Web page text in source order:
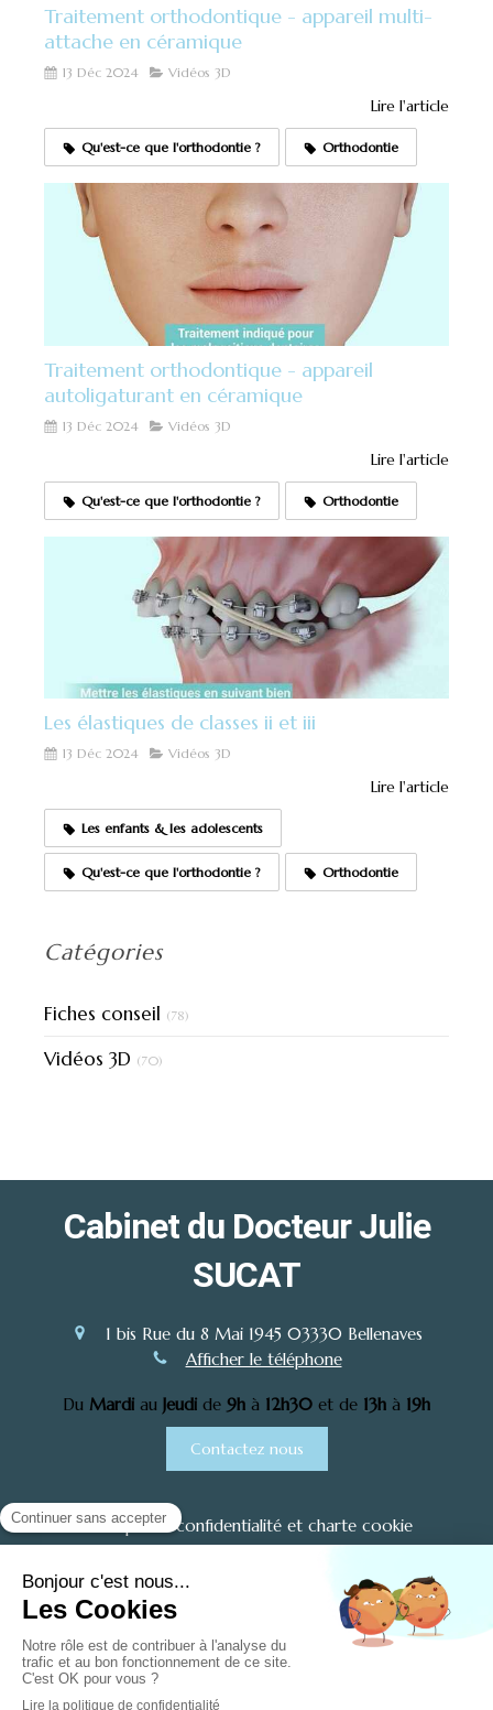
Traitement orthodontique - appareil multi-
attache en céramique
13 Déc 2024 Vidéos 3D
Lire l'article
Qu'est-ce que l'orthodontie ? Orthodontie
Traitement orthodontique - appareil
autoligaturant en céramique
13 Déc 2024 Vidéos 3D
Lire l'article
Qu'est-ce que l'orthodontie ? Orthodontie
Les élastiques de classes ii et iii
13 Déc 2024 Vidéos 3D
Lire l'article
Les enfants & les adolescents
Qu'est-ce que l'orthodontie ? Orthodontie
Catégories
Fiches conseil (78)
Vidéos 3D (70)
Cabinet du Docteur Julie
SUCAT
1 bis Rue du 8 Mai 1945 03330 Bellenaves
Afficher le téléphone
Du Mardi au Jeudi de 9h à 12h30 et de 13h à 19h
Contactez nous
Politique de confidentialité et charte cookie
Conditions Générales Utilisation
Charte déontologique
Ordre national
Annuaires chirurgiens dentistes